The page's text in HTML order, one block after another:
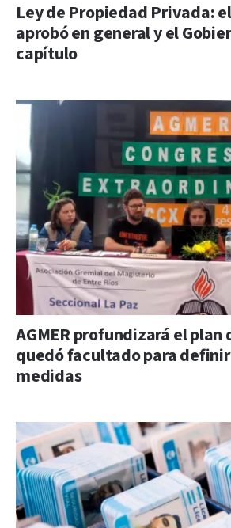
Ley de Propiedad Privada:
aprobó en general y el
capítulo
AGMER profundizará el plan
quedó facultado para
medidas